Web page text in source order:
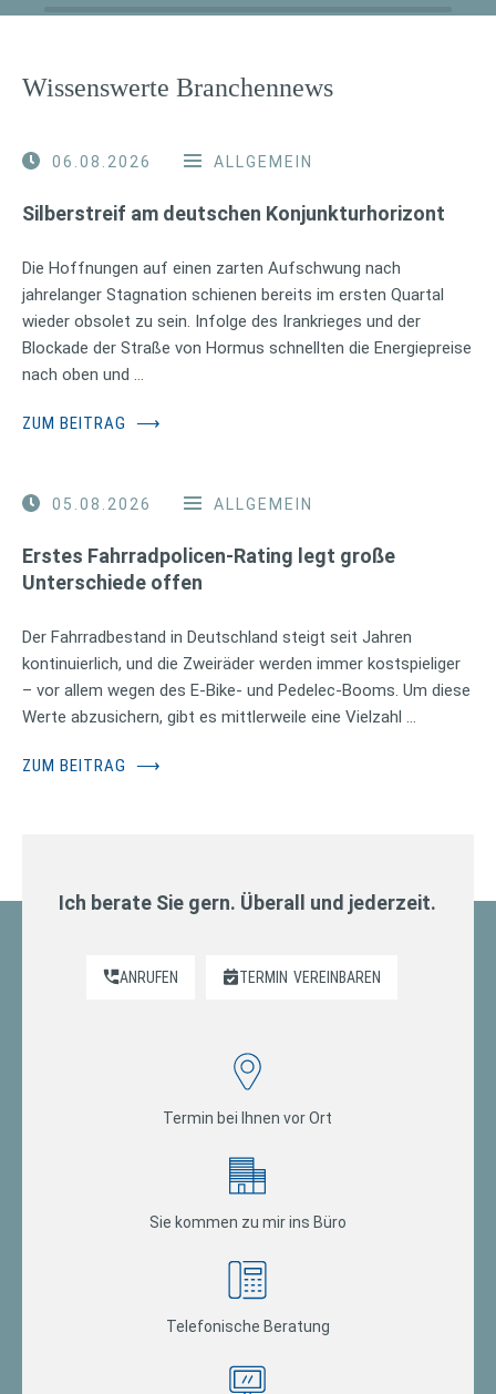
Wissenswerte Branchennews
06.08.2026 ALLGEMEIN
Silberstreif am deutschen Konjunkturhorizont
Die Hoffnungen auf einen zarten Aufschwung nach
jahrelanger Stagnation schienen bereits im ersten Quartal
wieder obsolet zu sein. Infolge des Irankrieges und der
Blockade der Straße von Hormus schnellten die Energiepreise
nach oben und …
ZUM BEITRAG ⟶
05.08.2026 ALLGEMEIN
Erstes Fahrradpolicen-Rating legt große
Unterschiede offen
Der Fahrradbestand in Deutschland steigt seit Jahren
kontinuierlich, und die Zweiräder werden immer kostspieliger
– vor allem wegen des E-Bike- und Pedelec-Booms. Um diese
Werte abzusichern, gibt es mittlerweile eine Vielzahl …
ZUM BEITRAG ⟶
Ich berate Sie gern. Überall und jederzeit.
ANRUFEN TERMIN VEREINBAREN
Termin bei Ihnen vor Ort
Sie kommen zu mir ins Büro
Telefonische Beratung